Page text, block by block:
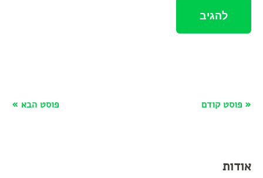
« פוסט קודם פוסט הבא »
אודות